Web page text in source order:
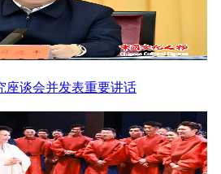
座谈会并发表重要讲话